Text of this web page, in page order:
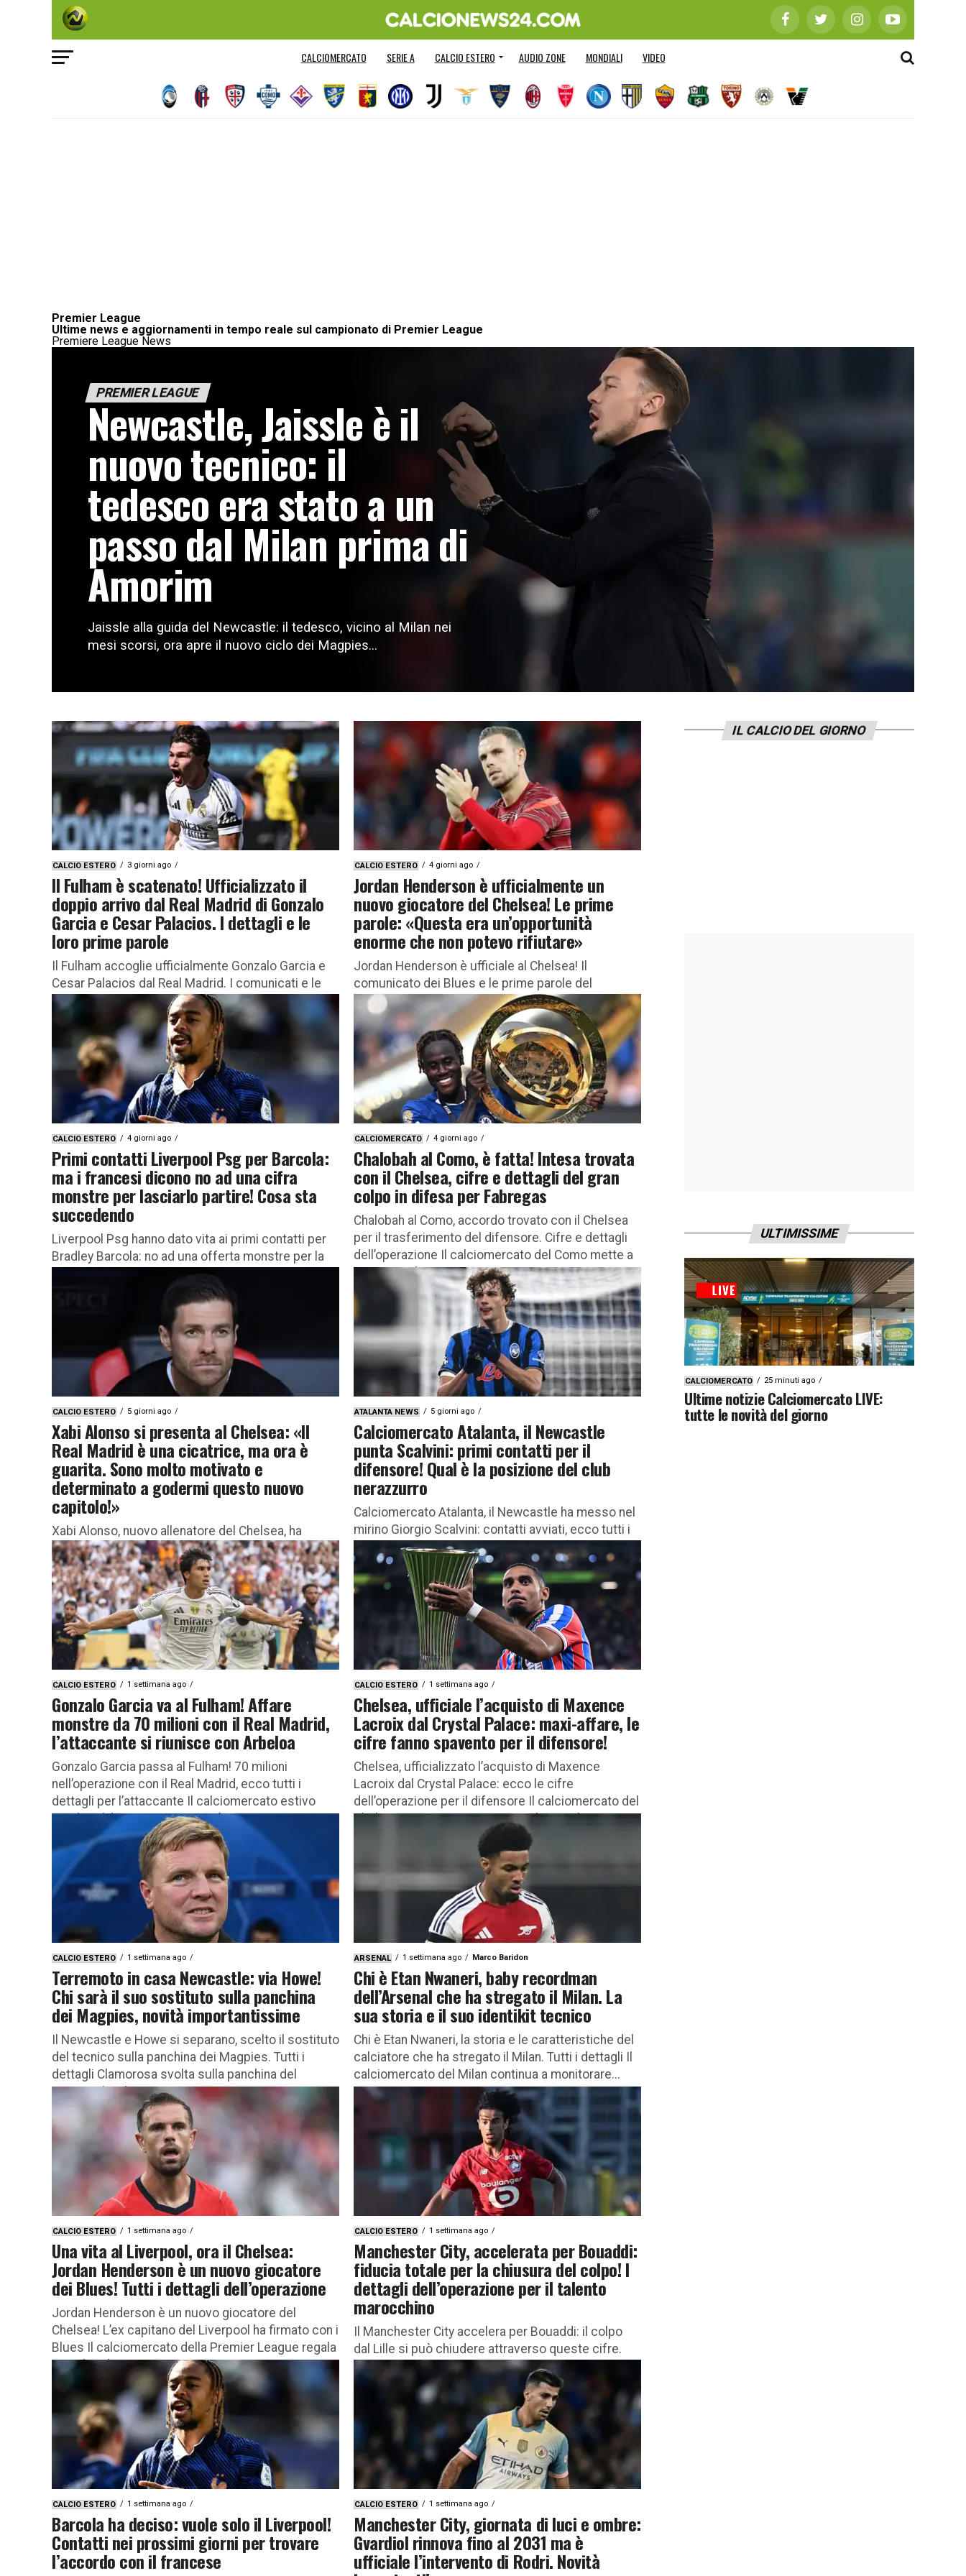
CALCIOMERCATO SERIE A CALCIO ESTERO AUDIO ZONE MONDIALI VIDEO
Premier League
Ultime news e aggiornamenti in tempo reale sul campionato di Premier League
Premiere League News
PREMIER LEAGUE
Newcastle, Jaissle è il
nuovo tecnico: il
tedesco era stato a un
passo dal Milan prima di
Amorim
Jaissle alla guida del Newcastle: il tedesco, vicino al Milan nei
mesi scorsi, ora apre il nuovo ciclo dei Magpies...
CALCIO ESTERO 3 giorni ago
Il Fulham è scatenato! Ufficializzato il
doppio arrivo dal Real Madrid di Gonzalo
Garcia e Cesar Palacios. I dettagli e le
loro prime parole
Il Fulham accoglie ufficialmente Gonzalo Garcia e
Cesar Palacios dal Real Madrid. I comunicati e le
loro prime parole Il Fulham ha ufficializzato un
doppio, altisonante...
CALCIO ESTERO 4 giorni ago
Jordan Henderson è ufficialmente un
nuovo giocatore del Chelsea! Le prime
parole: «Questa era un’opportunità
enorme che non potevo rifiutare»
Jordan Henderson è ufficiale al Chelsea! Il
comunicato dei Blues e le prime parole del
centrocampista inglese Il Chelsea ha comunicato
ufficialmente l’acquisto a titolo definitivo...
CALCIO ESTERO 4 giorni ago
Primi contatti Liverpool Psg per Barcola:
ma i francesi dicono no ad una cifra
monstre per lasciarlo partire! Cosa sta
succedendo
Liverpool Psg hanno dato vita ai primi contatti per
Bradley Barcola: no ad una offerta monstre per la
cessione! Cosa sta succedendo Il calciomercato
CALCIOMERCATO 4 giorni ago
Chalobah al Como, è fatta! Intesa trovata
con il Chelsea, cifre e dettagli del gran
colpo in difesa per Fabregas
Chalobah al Como, accordo trovato con il Chelsea
per il trasferimento del difensore. Cifre e dettagli
dell’operazione Il calciomercato del Como mette a
segno un altro...
CALCIO ESTERO 5 giorni ago
Xabi Alonso si presenta al Chelsea: «Il
Real Madrid è una cicatrice, ma ora è
guarita. Sono molto motivato e
determinato a godermi questo nuovo
capitolo!»
Xabi Alonso, nuovo allenatore del Chelsea, ha
rilasciato queste dichiarazioni sulla sua nuova
avventura con i Blues Il nuovo corso del Chelsea
parte ufficialmente sotto la...
ATALANTA NEWS 5 giorni ago
Calciomercato Atalanta, il Newcastle
punta Scalvini: primi contatti per il
difensore! Qual è la posizione del club
nerazzurro
Calciomercato Atalanta, il Newcastle ha messo nel
mirino Giorgio Scalvini: contatti avviati, ecco tutti i
dettagli Il calciomercato dell’Atalanta si accende
sul fronte delle uscite e...
CALCIO ESTERO 1 settimana ago
Gonzalo Garcia va al Fulham! Affare
monstre da 70 milioni con il Real Madrid,
l’attaccante si riunisce con Arbeloa
Gonzalo Garcia passa al Fulham! 70 milioni
nell’operazione con il Real Madrid, ecco tutti i
dettagli per l’attaccante Il calciomercato estivo
regala un’altra operazione a cifre...
CALCIO ESTERO 1 settimana ago
Chelsea, ufficiale l’acquisto di Maxence
Lacroix dal Crystal Palace: maxi-affare, le
cifre fanno spavento per il difensore!
Chelsea, ufficializzato l’acquisto di Maxence
Lacroix dal Crystal Palace: ecco le cifre
dell’operazione per il difensore Il calciomercato del
Chelsea piazza un importante colpo per la...
CALCIO ESTERO 1 settimana ago
Terremoto in casa Newcastle: via Howe!
Chi sarà il suo sostituto sulla panchina
dei Magpies, novità importantissime
Il Newcastle e Howe si separano, scelto il sostituto
del tecnico sulla panchina dei Magpies. Tutti i
dettagli Clamorosa svolta sulla panchina del
Newcastle . Il...
ARSENAL 1 settimana ago Marco Baridon
Chi è Etan Nwaneri, baby recordman
dell’Arsenal che ha stregato il Milan. La
sua storia e il suo identikit tecnico
Chi è Etan Nwaneri, la storia e le caratteristiche del
calciatore che ha stregato il Milan. Tutti i dettagli Il
calciomercato del Milan continua a monitorare...
CALCIO ESTERO 1 settimana ago
Una vita al Liverpool, ora il Chelsea:
Jordan Henderson è un nuovo giocatore
dei Blues! Tutti i dettagli dell’operazione
Jordan Henderson è un nuovo giocatore del
Chelsea! L’ex capitano del Liverpool ha firmato con i
Blues Il calciomercato della Premier League regala
un colpo di...
CALCIO ESTERO 1 settimana ago
Manchester City, accelerata per Bouaddi:
fiducia totale per la chiusura del colpo! I
dettagli dell’operazione per il talento
marocchino
Il Manchester City accelera per Bouaddi: il colpo
dal Lille si può chiudere attraverso queste cifre.
Novità e dettagli importanti Il Manchester City si
prepara a...
CALCIO ESTERO 1 settimana ago
Barcola ha deciso: vuole solo il Liverpool!
Contatti nei prossimi giorni per trovare
l’accordo con il francese
CALCIO ESTERO 1 settimana ago
Manchester City, giornata di luci e ombre:
Gvardiol rinnova fino al 2031 ma è
ufficiale l’intervento di Rodri. Novità
IL CALCIO DEL GIORNO
ULTIMISSIME
CALCIOMERCATO 25 minuti ago
Ultime notizie Calciomercato LIVE:
tutte le novità del giorno